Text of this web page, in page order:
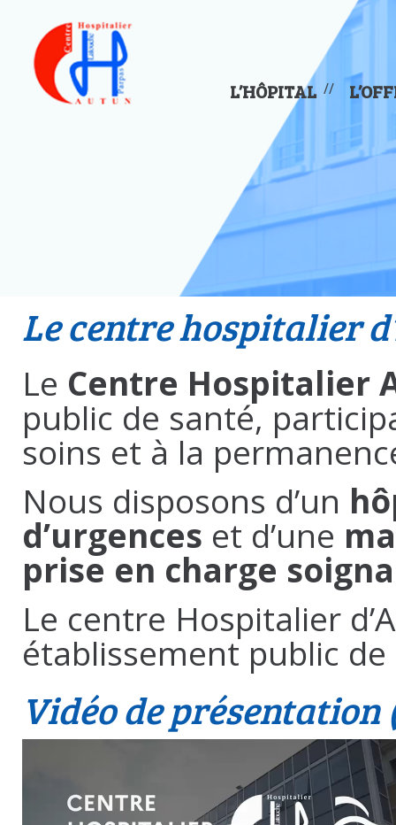
L’HÔPITAL
Le centre hospitalier
Le Centre Hospitalier
public de santé,
soins et à la
Nous disposons d’un
d’urgences et d’une
prise en charge
Le centre Hospitalier
établissement public
Vidéo de présentation